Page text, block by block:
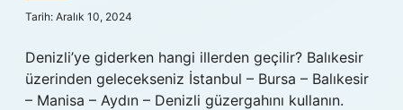
Tarih: Aralık 10, 2024
Denizli’ye giderken hangi illerden geçilir? Balıkesir
üzerinden gelecekseniz İstanbul – Bursa – Balıkesir
– Manisa – Aydın – Denizli güzergahını kullanın.